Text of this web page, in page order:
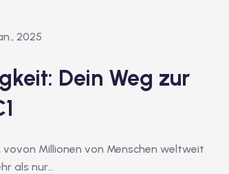
2025
Dein Weg zur
Millionen von Menschen weltweit
als nur…